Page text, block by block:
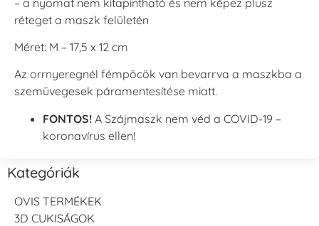
réteget a maszk felületén
Méret: M – 17,5 x 12 cm
Az orrnyeregnél fémpöcök van bevarrva a maszkba a
szemüvegesek páramentesítése miatt.
FONTOS! A Szájmaszk nem véd a COVID-19 –
koronavírus ellen!
Kategóriák
OVIS TERMÉKEK
3D CUKISÁGOK